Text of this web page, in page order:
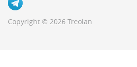
Copyright © 2026 Treolan